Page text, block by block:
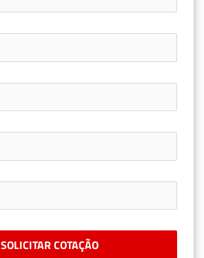
SOLICITAR COTAÇÃO